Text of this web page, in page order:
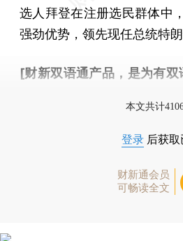
选人拜登在注册选民群体中
强劲优势，领先现任总统特朗
[财新双语通产品，是为有双
本文共计
登录 后获
财新通会员
可畅读全文